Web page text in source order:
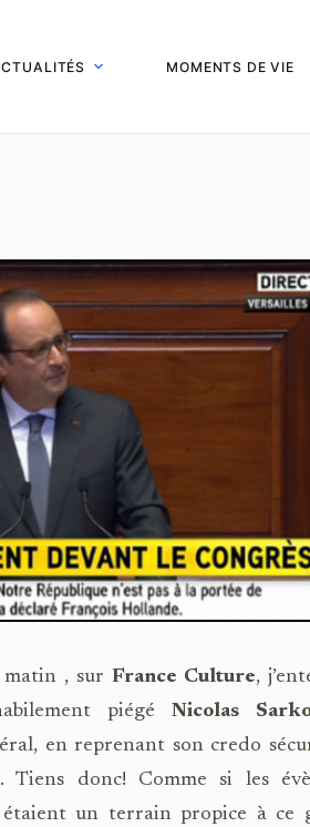
MOMENTS DE VIE
matin , sur France Culture,
piégé Nicolas
en reprenant son credo
Tiens donc! Comme si les
étaient un terrain propice à ce